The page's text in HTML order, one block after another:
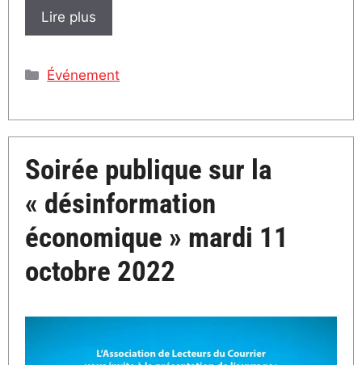
Lire plus
Catégories
Événement
Soirée publique sur la
« désinformation
économique » mardi 11
octobre 2022